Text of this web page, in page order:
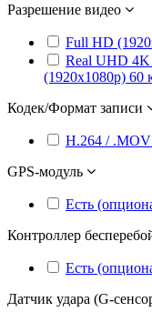
Разрешение видео
Full HD
Real UHD 4K
(1920x1080p) 60
Кодек/Формат записи
H.264 /
GPS-модуль
Есть
Контроллер
Есть
Датчик удара (G-